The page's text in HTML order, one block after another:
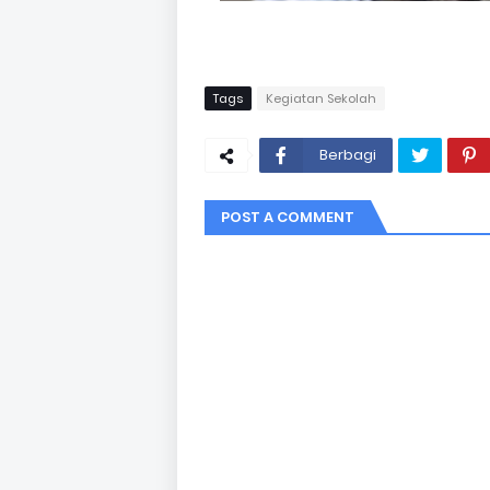
Tags Kegiatan Sekolah
Berbagi
POST A COMMENT